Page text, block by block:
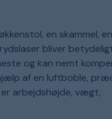
en skammel,
bliver
og kan nemt
af en luftboble,
arbejdshøjde, vægt,